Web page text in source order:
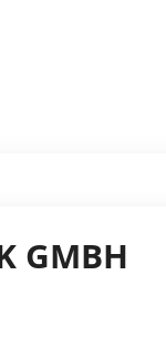
GMBH